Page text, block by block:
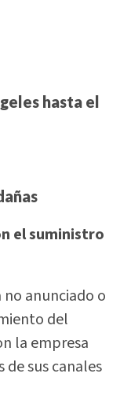
hasta el
el suministro
anunciado o
del
la empresa
sus canales